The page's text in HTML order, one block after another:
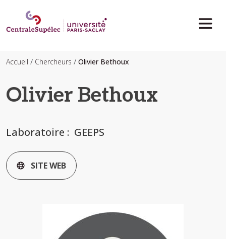
Olivier Bethoux
Laboratoire GEEPS
SITE WEB
Accueil Chercheurs Olivier Bethoux